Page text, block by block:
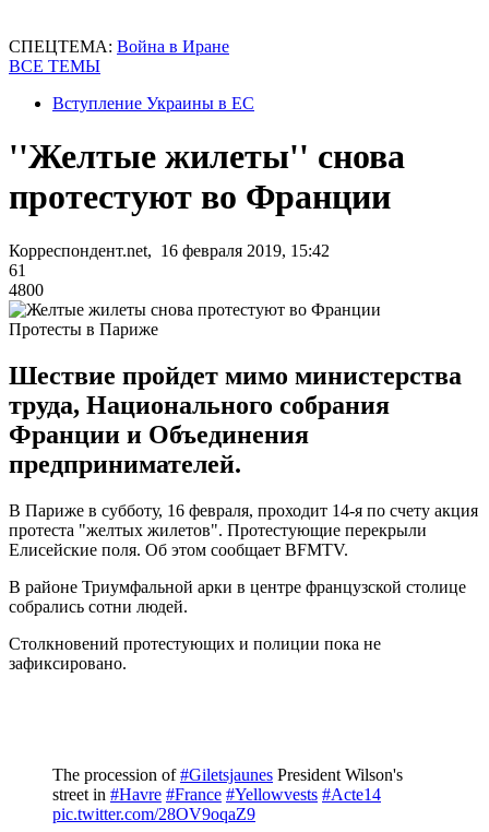
СПЕЦТЕМА: Война в Иране
ВСЕ ТЕМЫ
Вступление Украины в ЕС
''Желтые жилеты'' снова
протестуют во Франции
Корреспондент.net, 16 февраля 2019, 15:42
61
4800
Протесты в Париже
Шествие пройдет мимо министерства
труда, Национального собрания
Франции и Объединения
предпринимателей.
В Париже в субботу, 16 февраля, проходит 14-я по счету акция
протеста "желтых жилетов". Протестующие перекрыли
Елисейские поля. Об этом сообщает BFMTV.
В районе Триумфальной арки в центре французской столице
собрались сотни людей.
Столкновений протестующих и полиции пока не
зафиксировано.
The procession of#Giletsjaunes President Wilson's
street in #Havre #France #Yellowvests #Acte14
pic.twitter.com/28OV9oqaZ9